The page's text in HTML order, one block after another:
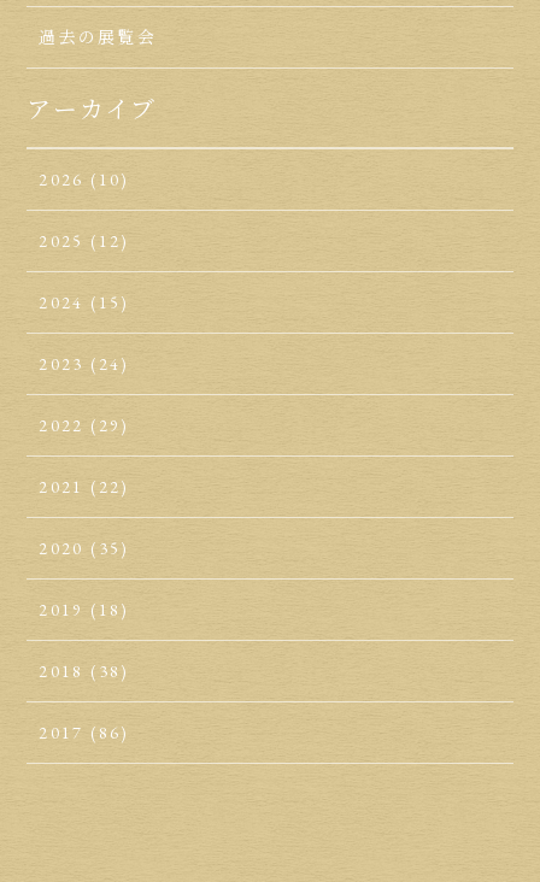
過去の展覧会
アーカイブ
2026 (10)
2025 (12)
2024 (15)
2023 (24)
2022 (29)
2021 (22)
2020 (35)
2019 (18)
2018 (38)
2017 (86)